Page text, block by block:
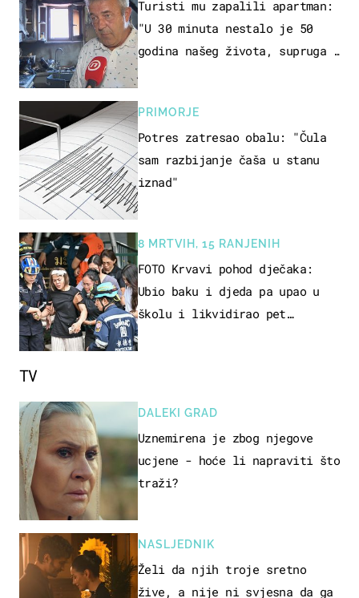
Turisti mu zapalili apartman:
"U 30 minuta nestalo je 50
godina našeg života, supruga i
PRIMORJE
Potres zatresao obalu: "Čula
sam razbijanje čaša u stanu
iznad"
8 MRTVIH, 15 RANJENIH
FOTO Krvavi pohod dječaka:
Ubio baku i djeda pa upao u
školu i likvidirao pet
TV
DALEKI GRAD
Uznemirena je zbog njegove
ucjene - hoće li napraviti što
traži?
NASLJEDNIK
Želi da njih troje sretno
žive, a nije ni svjesna da ga